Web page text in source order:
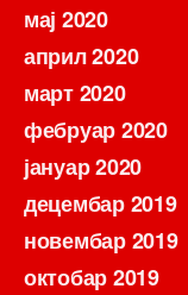
мај 2020
април 2020
март 2020
фебруар 2020
јануар 2020
децембар 2019
новембар 2019
октобар 2019